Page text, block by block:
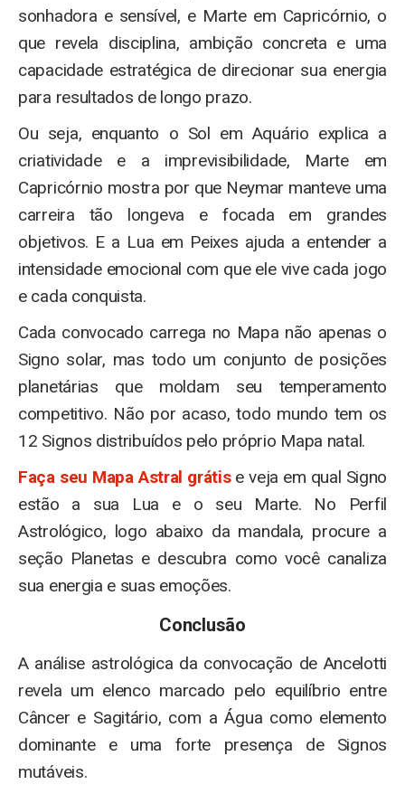
sonhadora e sensível, e Marte em Capricórnio, o
que revela disciplina, ambição concreta e uma
capacidade estratégica de direcionar sua energia
para resultados de longo prazo.
Ou seja, enquanto o Sol em Aquário explica a
criatividade e a imprevisibilidade, Marte em
Capricórnio mostra por que Neymar manteve uma
carreira tão longeva e focada em grandes
objetivos. E a Lua em Peixes ajuda a entender a
intensidade emocional com que ele vive cada jogo
e cada conquista.
Cada convocado carrega no Mapa não apenas o
Signo solar, mas todo um conjunto de posições
planetárias que moldam seu temperamento
competitivo. Não por acaso, todo mundo tem os
12 Signos distribuídos pelo próprio Mapa natal.
Faça seu Mapa Astral grátise veja em qual Signo
estão a sua Lua e o seu Marte. No Perfil
Astrológico, logo abaixo da mandala, procure a
seção Planetas e descubra como você canaliza
sua energia e suas emoções.
Conclusão
A análise astrológica da convocação de Ancelotti
revela um elenco marcado pelo equilíbrio entre
Câncer e Sagitário, com a Água como elemento
dominante e uma forte presença de Signos
mutáveis.